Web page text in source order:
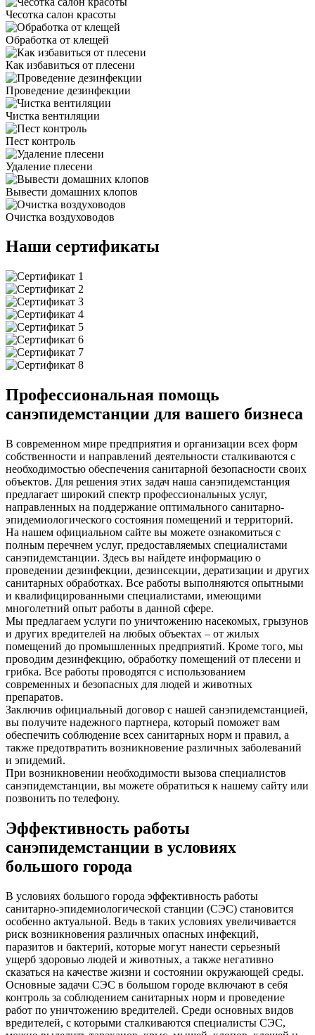
Чесотка салон красоты
Обработка от клещей
Как избавиться от плесени
Проведение дезинфекции
Чистка вентиляции
Пест контроль
Удаление плесени
Вывести домашних клопов
Очистка воздуховодов
Наши сертификаты
Профессиональная помощь
санэпидемстанции для вашего бизнеса
В современном мире предприятия и организации всех форм
собственности и направлений деятельности сталкиваются с
необходимостью обеспечения санитарной безопасности своих
объектов. Для решения этих задач наша санэпидемстанция
предлагает широкий спектр профессиональных услуг,
направленных на поддержание оптимального санитарно-
эпидемиологического состояния помещений и территорий.
На нашем официальном сайте вы можете ознакомиться с
полным перечнем услуг, предоставляемых специалистами
санэпидемстанции. Здесь вы найдете информацию о
проведении дезинфекции, дезинсекции, дератизации и других
санитарных обработках. Все работы выполняются опытными
и квалифицированными специалистами, имеющими
многолетний опыт работы в данной сфере.
Мы предлагаем услуги по уничтожению насекомых, грызунов
и других вредителей на любых объектах – от жилых
помещений до промышленных предприятий. Кроме того, мы
проводим дезинфекцию, обработку помещений от плесени и
грибка. Все работы проводятся с использованием
современных и безопасных для людей и животных
препаратов.
Заключив официальный договор с нашей санэпидемстанцией,
вы получите надежного партнера, который поможет вам
обеспечить соблюдение всех санитарных норм и правил, а
также предотвратить возникновение различных заболеваний
и эпидемий.
При возникновении необходимости вызова специалистов
санэпидемстанции, вы можете обратиться к нашему сайту или
позвонить по телефону.
Эффективность работы
санэпидемстанции в условиях
большого города
В условиях большого города эффективность работы
санитарно-эпидемиологической станции (СЭС) становится
особенно актуальной. Ведь в таких условиях увеличивается
риск возникновения различных опасных инфекций,
паразитов и бактерий, которые могут нанести серьезный
ущерб здоровью людей и животных, а также негативно
сказаться на качестве жизни и состоянии окружающей среды.
Основные задачи СЭС в большом городе включают в себя
контроль за соблюдением санитарных норм и проведение
работ по уничтожению вредителей. Среди основных видов
вредителей, с которыми сталкиваются специалисты СЭС,